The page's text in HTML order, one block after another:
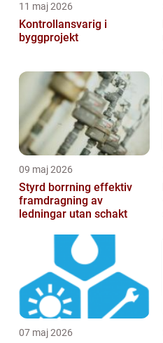
11 maj 2026
Kontrollansvarig i
byggprojekt
09 maj 2026
Styrd borrning effektiv
framdragning av
ledningar utan schakt
07 maj 2026